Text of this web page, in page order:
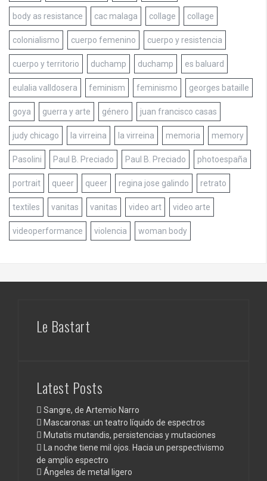
body as resistance cac malaga collage collage
colonialismo cuerpo femenino cuerpo y resistencia
cuerpo y territorio duchamp duchamp es baluard
eulalia valldosera feminism feminismo georges bataille
goya guerra y arte género juan francisco casas
judy chicago la virreina la virreina memoria memory
Pasolini Paul B. Preciado Paul B. Preciado photoespaña
portrait queer queer regina jose galindo retrato
textiles vanitas vanitas video art video arte
videoperformance violencia woman body
Le Bastart
Latest Posts
Sangre, de Artemio Narro
Mascaronas: un teatro líquido de espectros
Mutatis mutandis, persistencias y mutaciones
La noche tiene mil ojos. Hacia un perspectivismo
de amplio espectro
Ángeles de metal ligero